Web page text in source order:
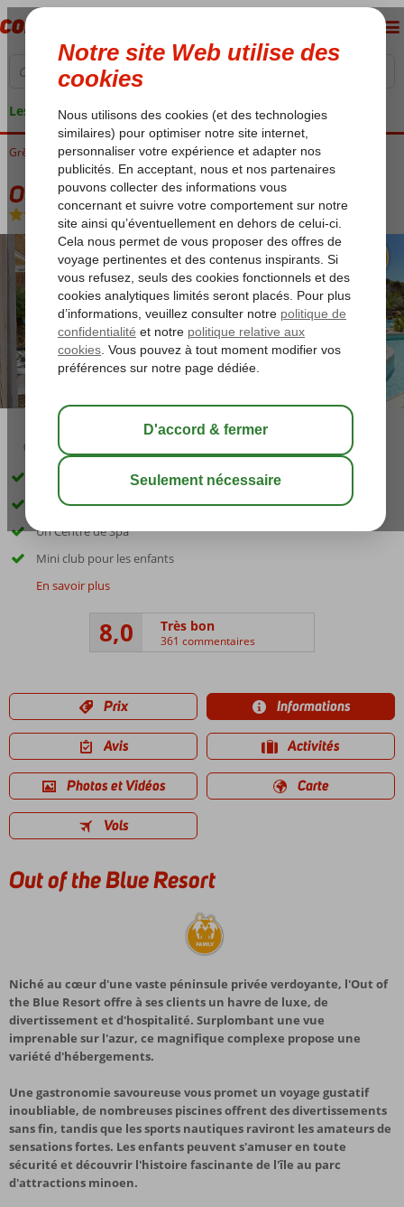
Les garanties de vacances
Grèce Crète Agia Pelagia Out of the Blue Resort
Out of the Blue Resort
All Inclusive-Hôtel
03:30 sauver
Directement sur la plage
Piscine avec toboggans
Un Centre de Spa
Mini club pour les enfants
En savoir plus
8,0 Très bon
361 commentaires
Prix Informations
Avis Activités
Photos et Vidéos Carte
Vols
Out of the Blue Resort
Niché au cœur d'une vaste péninsule privée verdoyante, l'Out of
the Blue Resort offre à ses clients un havre de luxe, de
divertissement et d'hospitalité. Surplombant une vue
imprenable sur l'azur, ce magnifique complexe propose une
variété d'hébergements.
Une gastronomie savoureuse vous promet un voyage gustatif
inoubliable, de nombreuses piscines offrent des divertissements
sans fin, tandis que les sports nautiques raviront les amateurs de
sensations fortes. Les enfants peuvent s'amuser en toute
sécurité et découvrir l'histoire fascinante de l'île au parc
d'attractions minoen.